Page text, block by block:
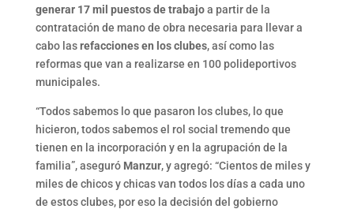
generar 17 mil puestos de trabajoa partir de la
contratación de mano de obra necesaria para llevar a
cabo lasrefacciones en los clubes, así como las
reformas que van a realizarse en 100 polideportivos
municipales.
“Todos sabemos lo que pasaron los clubes, lo que
hicieron, todos sabemos el rol social tremendo que
tienen en la incorporación y en la agrupación de la
familia”, aseguró Manzur, y agregó: “Cientos de miles y
miles de chicos y chicas van todos los días a cada uno
de estos clubes, por eso la decisión del gobierno